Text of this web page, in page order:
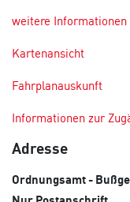
weitere Informationen
Kartenansicht
Fahrplanauskunft
Informationen zur
Adresse
Ordnungsamt -